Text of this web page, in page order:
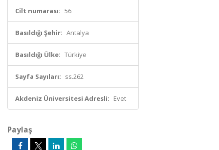
Cilt numarası: 56
Basıldığı Şehir: Antalya
Basıldığı Ülke: Türkiye
Sayfa Sayıları: ss.262
Akdeniz Üniversitesi Adresli: Evet
Paylaş